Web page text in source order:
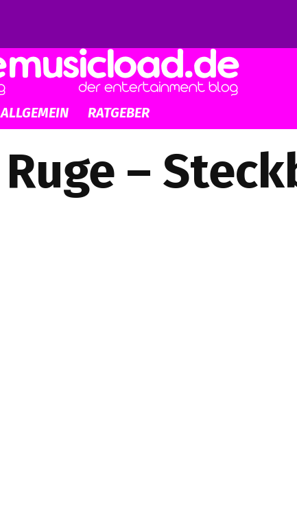
ALLGEMEIN RATGEBER
–